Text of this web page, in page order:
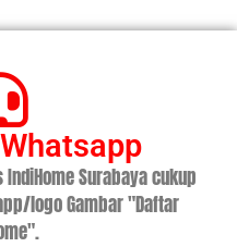
Surabaya cukup
logo Gambar "Daftar